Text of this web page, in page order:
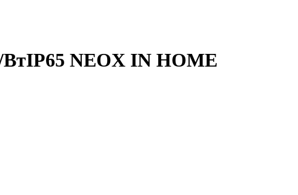
NEOX IN HOME